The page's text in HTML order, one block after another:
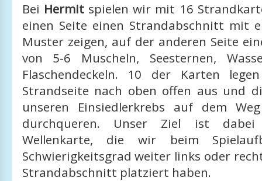
Bei Hermit spielen wir mit 16
einen Seite einen Strandabschnitt mit
Muster zeigen, auf der anderen Seite
von 5-6 Muscheln, Seesternen,
Flaschendeckeln. 10 der Karten
Strandseite nach oben offen aus und
unseren Einsiedlerkrebs auf dem
durchqueren. Unser Ziel ist
Wellenkarte, die wir beim
Schwierigkeitsgrad weiter links oder
Strandabschnitt platziert haben.